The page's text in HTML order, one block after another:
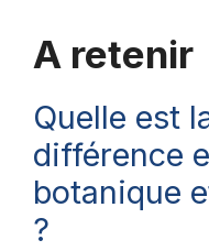
A retenir
Quelle est
différence
botanique
?